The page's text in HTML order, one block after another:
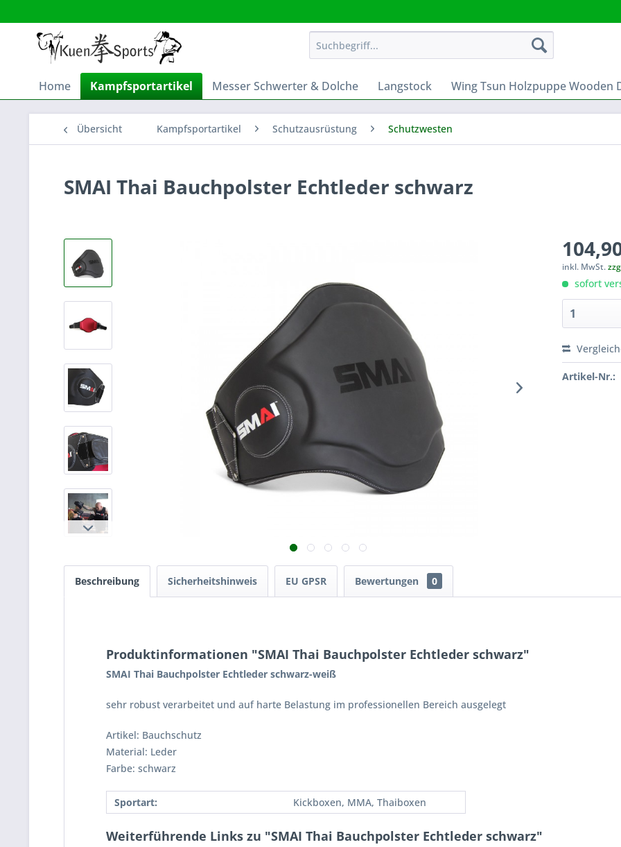
Home Kampfsportartikel Messer Schwerter & Dolche Langstock Wing Tsun Holzpuppe Wooden
Übersicht Kampfsportartikel Schutzausrüstung Schutzwesten
SMAI Thai Bauchpolster Echtleder schwarz
inkl. MwSt.
sofort
Artikel-Nr.:
Beschreibung Sicherheitshinweis EU GPSR Bewertungen 0
Produktinformationen "SMAI Thai Bauchpolster Echtleder schwarz"
SMAI Thai Bauchpolster Echtleder schwarz-weiß
sehr robust verarbeitet und auf harte Belastung im professionellen Bereich ausgelegt
Artikel: Bauchschutz
Material: Leder
Farbe: schwarz
Sportart: Kickboxen, MMA, Thaiboxen
Weiterführende Links zu "SMAI Thai Bauchpolster Echtleder schwarz"